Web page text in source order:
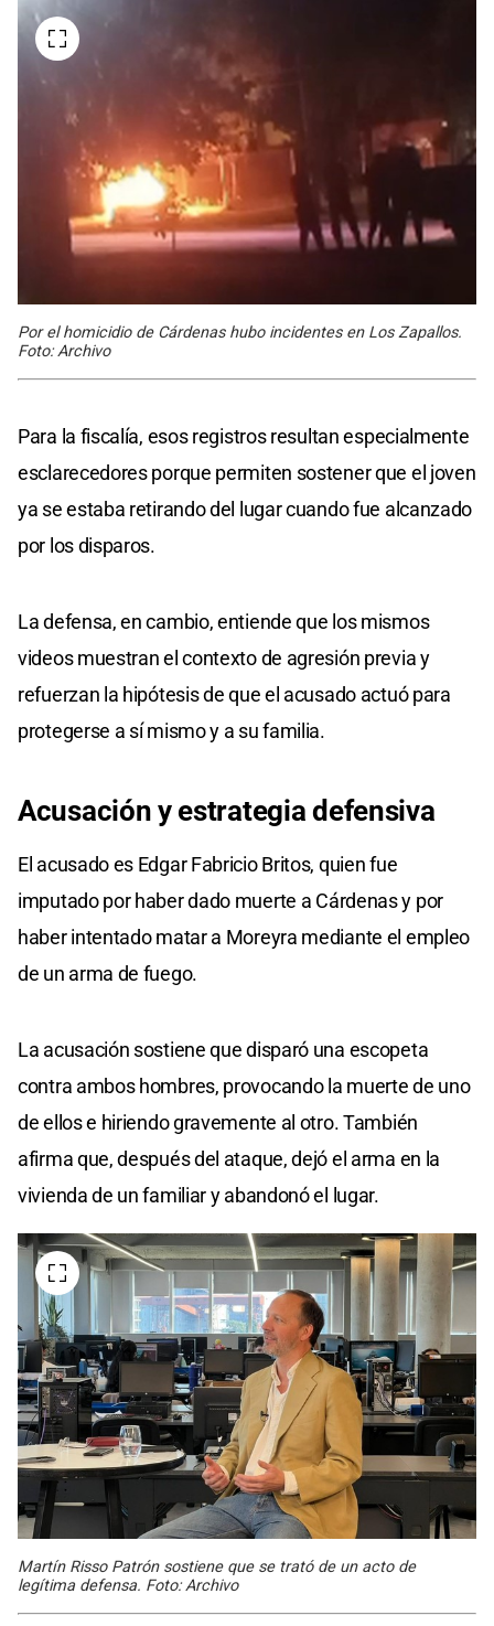
Por el homicidio de Cárdenas hubo incidentes en Los Zapallos.
Foto: Archivo
Para la fiscalía, esos registros resultan especialmente
esclarecedores porque permiten sostener que el joven
ya se estaba retirando del lugar cuando fue alcanzado
por los disparos.
La defensa, en cambio, entiende que los mismos
videos muestran el contexto de agresión previa y
refuerzan la hipótesis de que el acusado actuó para
protegerse a sí mismo y a su familia.
Acusación y estrategia defensiva
El acusado es Edgar Fabricio Britos, quien fue
imputado por haber dado muerte a Cárdenas y por
haber intentado matar a Moreyra mediante el empleo
de un arma de fuego.
La acusación sostiene que disparó una escopeta
contra ambos hombres, provocando la muerte de uno
de ellos e hiriendo gravemente al otro. También
afirma que, después del ataque, dejó el arma en la
vivienda de un familiar y abandonó el lugar.
Martín Risso Patrón sostiene que se trató de un acto de
legítima defensa. Foto: Archivo